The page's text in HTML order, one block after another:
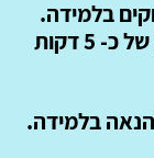
בלמידה.
(אלו הפעלות מהנות ויעילות של כ- 5 דקות
בלמידה.